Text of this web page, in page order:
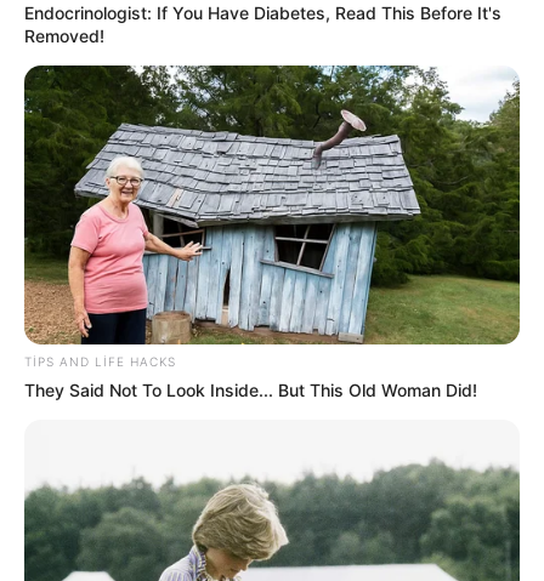
22:32 / 06 Avqust 2026 CƏMİYYƏT
Pensiya alanların NƏZƏRİNƏ!
73 0 0
Endocrinologist: If You Have Diabetes, Read This Before It's
Removed!
TIPS AND LIFE HACKS
They Said Not To Look Inside... But This Old Woman Did!